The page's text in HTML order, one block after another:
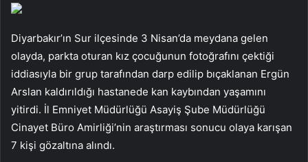
Diyarbakır’ın Sur ilçesinde 3 Nisan’da meydana gelen
olayda, parkta oturan kız çocuğunun fotoğrafını çektiği
iddiasıyla bir grup tarafından darp edilip bıçaklanan Ergün
Arslan kaldırıldığı hastanede kan kaybından yaşamını
yitirdi. İl Emniyet Müdürlüğü Asayiş Şube Müdürlüğü
Cinayet Büro Amirliği’nin araştırması sonucu olaya karışan
7 kişi gözaltına alındı.